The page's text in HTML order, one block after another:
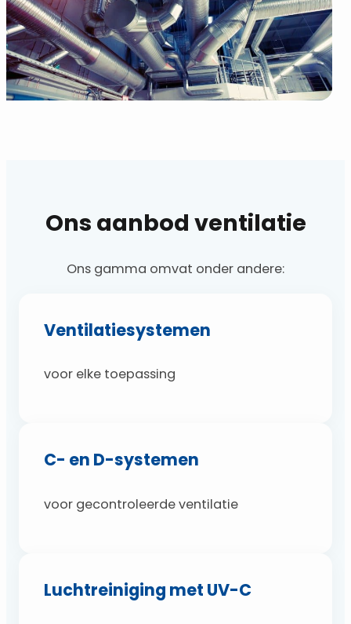
Ons aanbod ventilatie
Ons gamma omvat onder andere:
Ventilatiesystemen
voor elke toepassing
C- en D-systemen
voor gecontroleerde ventilatie
Luchtreiniging met UV-C